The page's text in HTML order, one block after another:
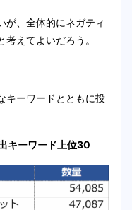
が、全体的にネガティ
えてよいだろう。
キーワードとともに投
キーワード上位30